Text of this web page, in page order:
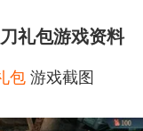
礼包游戏资料
包 游戏截图